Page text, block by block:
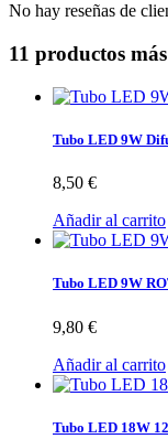
No hay reseñas de
11 productos
Tubo LED 9W
8,50 €
Añadir al carrito
Tubo LED 9W
9,80 €
Añadir al carrito
Tubo LED 18W